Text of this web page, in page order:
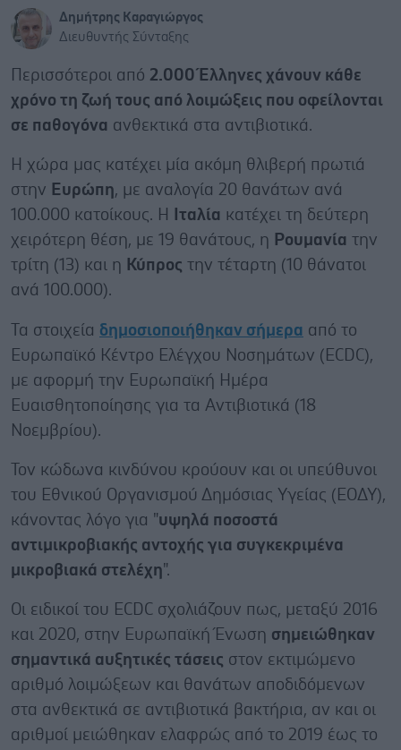
Δημήτρης Καραγιώργος
Διευθυντής Σύνταξης
Περισσότεροι από 2.000 Έλληνες χάνουν κάθε
χρόνο τη ζωή τους από λοιμώξεις που οφείλονται
σε παθογόνα ανθεκτικά στα αντιβιοτικά.
Η χώρα μας κατέχει μία ακόμη θλιβερή πρωτιά
στην Ευρώπη, με αναλογία 20 θανάτων ανά
100.000 κατοίκους. Η
Ιταλία κατέχει τη δεύτερη
χειρότερη θέση, με 19 θανάτους, η Ρουμανία την
τρίτη (13) και η Κύπρος την τέταρτη (10 θάνατοι
ανά 100.000).
Τα στοιχεία δημοσιοποιήθηκαν σήμερα από το
Ευρωπαϊκό Κέντρο Ελέγχου Νοσημάτων (ECDC),
με αφορμή την Ευρωπαϊκή Ημέρα
Ευαισθητοποίησης για τα Αντιβιοτικά (18
Νοεμβρίου).
Τον κώδωνα κινδύνου κρούουν και οι υπεύθυνοι
του Εθνικού Οργανισμού Δημόσιας Υγείας (ΕΟΔΥ),
κάνοντας λόγο για "υψηλά ποσοστά
αντιμικροβιακής αντοχής για συγκεκριμένα
μικροβιακά στελέχη".
Οι ειδικοί του ECDC σχολιάζουν πως, μεταξύ 2016
και 2020, στην Ευρωπαϊκή Ένωση σημειώθηκαν
σημαντικά αυξητικές τάσεις στον εκτιμώμενο
αριθμό λοιμώξεων και θανάτων αποδιδόμενων
στα ανθεκτικά σε αντιβιοτικά βακτήρια, αν και οι
αριθμοί μειώθηκαν ελαφρώς από το 2019 έως το